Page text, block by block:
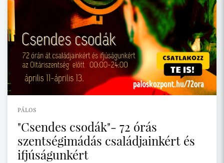
PÁLOS
"Csendes csodák"- 72 órás
szentségimádás családjainkért és
ifjúságunkért